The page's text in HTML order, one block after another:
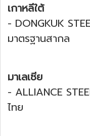
เกาหลีใต้
- DONGKUK
มาตรฐานสากล
มาเลเซีย
- ALLIANCE
ไทย